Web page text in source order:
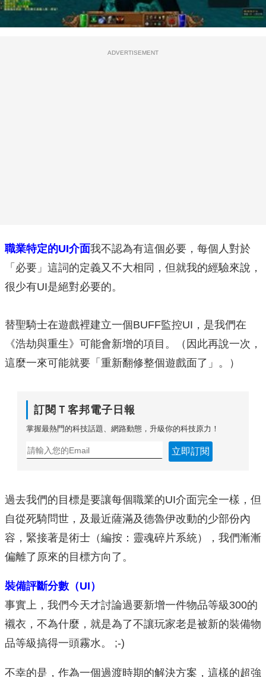
ADVERTISEMENT
職業特定的UI介面我不認為有這個必要，每個人對於
「必要」這詞的定義又不大相同，但就我的經驗來說，
很少有UI是絕對必要的。
替聖騎士在遊戲裡建立一個BUFF監控UI，是我們在
《浩劫與重生》可能會新增的項目。（因此再說一次，
這麼一來可能就要「重新翻修整個遊戲面了」。）
訂閱Ｔ客邦電子日報
掌握最熱門的科技話題、網路動態，升級你的科技原力！
立即訂閱
過去我們的目標是要讓每個職業的UI介面完全一樣，但
自從死騎問世，及最近薩滿及德魯伊改動的少部份內
容，緊接著是術士（編按：靈魂碎片系統），我們漸漸
偏離了原來的目標方向了。
裝備評斷分數（UI）
事實上，我們今天才討論過要新增一件物品等級300的
襯衣，不為什麼，就是為了不讓玩家老是被新的裝備物
品等級搞得一頭霧水。 ;-)
不幸的是，作為一個過渡時期的解決方案，這樣的超強